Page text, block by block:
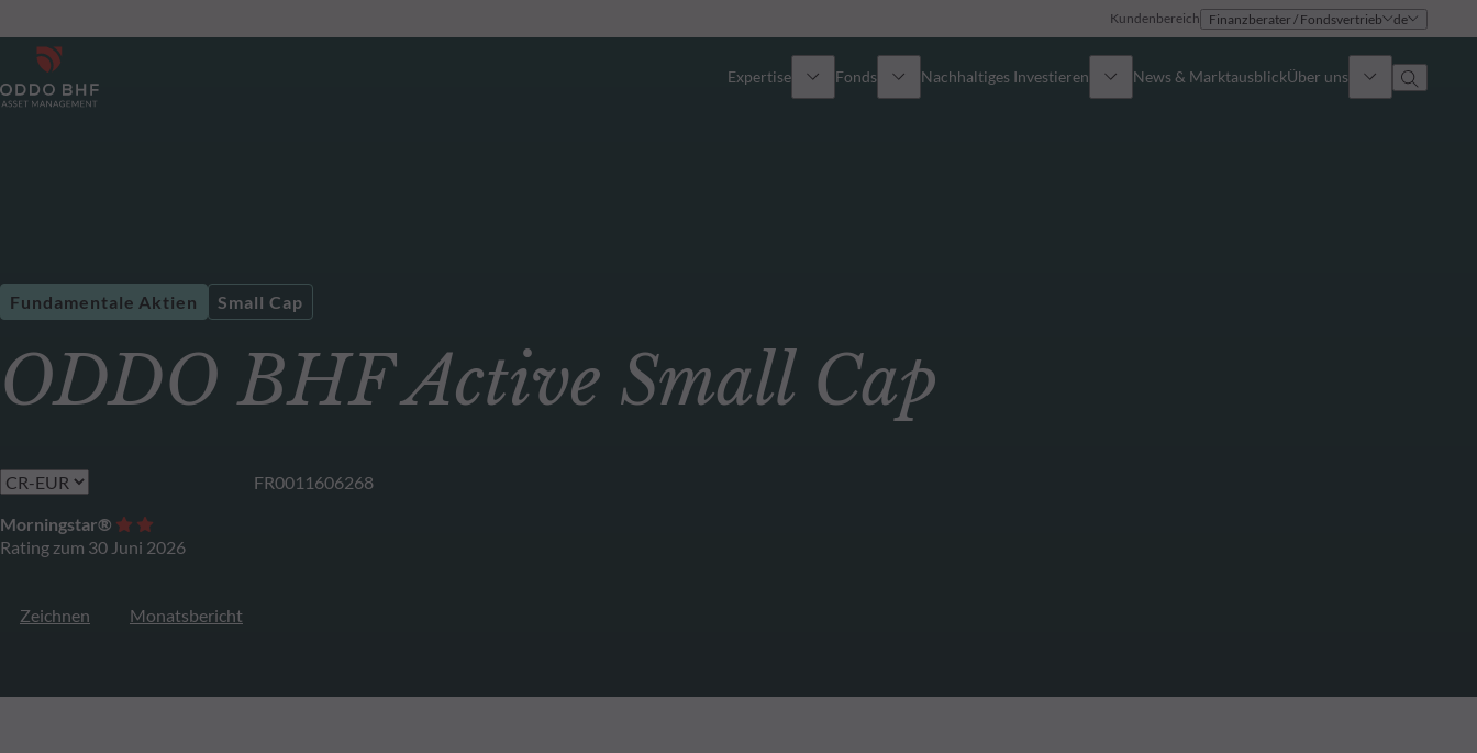
Kundenbereich Finanzberater / Fondsvertrieb de
Expertise
Multi-Asset
Fonds
Wie kann ich Fonds zeichnen?
Nachhaltiges Investieren News & MarktausblickÜber uns
ODDO BHF Active Small Cap
Fundamentale Aktien Small Cap
FR0011606268
Morningstar®
Rating zum 30 Juni 2026
Zeichnen Monatsbericht